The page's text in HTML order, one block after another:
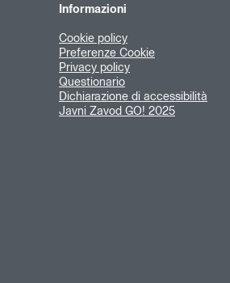
Informazioni
Cookie policy
Preferenze Cookie
Privacy policy
Questionario
Dichiarazione di accessibilità
Javni Zavod GO! 2025